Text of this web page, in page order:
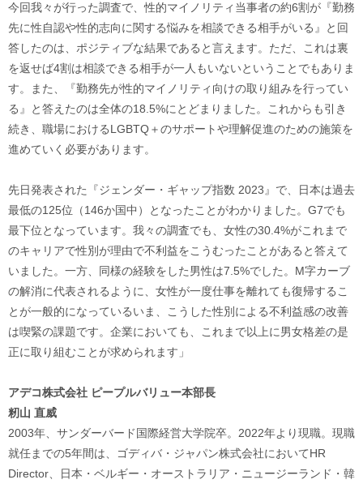
今回我々が行った調査で、性的マイノリティ当事者の約6割が『勤務
先に性自認や性的志向に関する悩みを相談できる相手がいる』と回
答したのは、ポジティブな結果であると言えます。ただ、これは裏
を返せば4割は相談できる相手が一人もいないということでもありま
す。また、『勤務先が性的マイノリティ向けの取り組みを行ってい
る』と答えたのは全体の18.5%にとどまりました。これからも引き
続き、職場におけるLGBTQ＋のサポートや理解促進のための施策を
進めていく必要があります。
先日発表された『ジェンダー・ギャップ指数 2023』で、日本は過去
最低の125位（146か国中）となったことがわかりました。G7でも
最下位となっています。我々の調査でも、女性の30.4%がこれまで
のキャリアで性別が理由で不利益をこうむったことがあると答えて
いました。一方、同様の経験をした男性は7.5%でした。M字カーブ
の解消に代表されるように、女性が一度仕事を離れても復帰するこ
とが一般的になっているいま、こうした性別による不利益感の改善
は喫緊の課題です。企業においても、これまで以上に男女格差の是
正に取り組むことが求められます」
アデコ株式会社 ピープルバリュー本部長
籾山 直威
2003年、サンダーバード国際経営大学院卒。2022年より現職。現職
就任までの5年間は、ゴディバ・ジャパン株式会社においてHR
Director、日本・ベルギー・オーストラリア・ニュージーランド・韓